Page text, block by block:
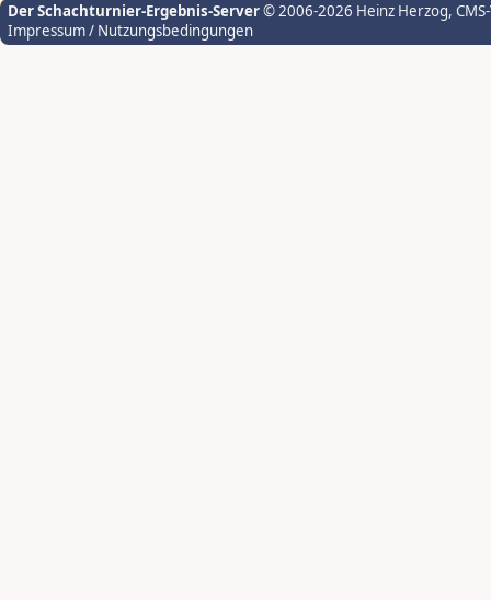
Der Schachturnier-Ergebnis-Server© 2006-2026 Heinz Herzog,
Impressum / Nutzungsbedingungen